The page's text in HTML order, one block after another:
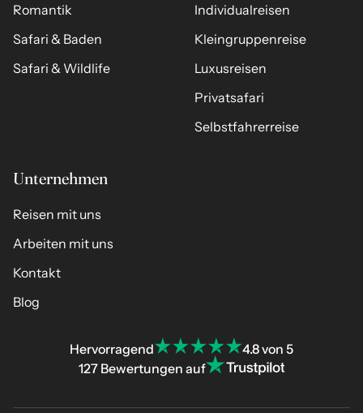
Romantik
Safari & Baden
Safari & Wildlife
Individualreisen
Kleingruppenreise
Luxusreisen
Privatsafari
Selbstfahrerreise
Unternehmen
Reisen mit uns
Arbeiten mit uns
Kontakt
Blog
Hervorragend
4.8 von 5
127 Bewertungen auf